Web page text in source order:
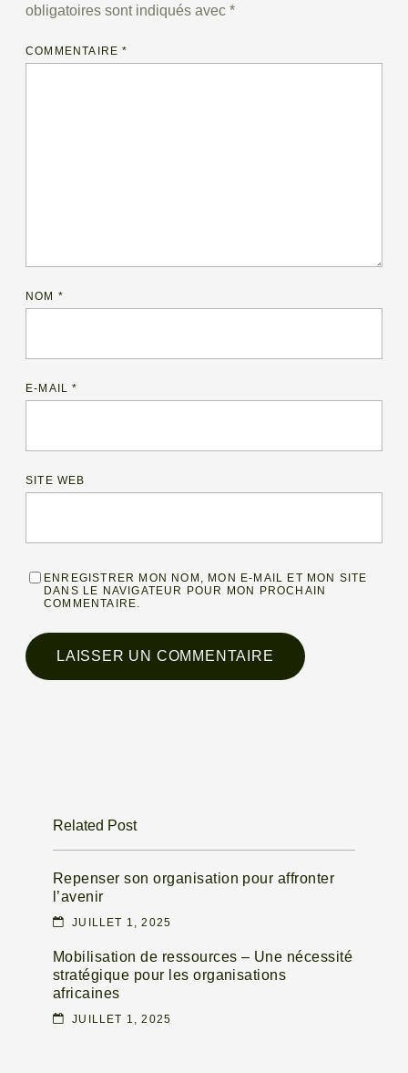
Related Post
Repenser son organisation pour affronter
l’avenir
JUILLET 1, 2025
Mobilisation de ressources – Une nécessité
stratégique pour les organisations
africaines
JUILLET 1, 2025
obligatoires sont indiqués avec *
COMMENTAIRE*
NOM *
E-MAIL*
SITE WEB
ENREGISTRER MON NOM, MON E-MAIL ET MON SITE
DANS LE NAVIGATEUR POUR MON PROCHAIN
COMMENTAIRE.